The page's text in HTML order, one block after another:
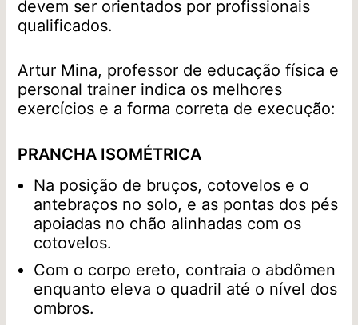
devem ser orientados por profissionais
qualificados.
Artur Mina, professor de educação física e
personal trainer indica os melhores
exercícios e a forma correta de execução:
PRANCHA ISOMÉTRICA
Na posição de bruços, cotovelos e o
antebraços no solo, e as pontas dos pés
apoiadas no chão alinhadas com os
cotovelos.
Com o corpo ereto, contraia o abdômen
enquanto eleva o quadril até o nível dos
ombros.